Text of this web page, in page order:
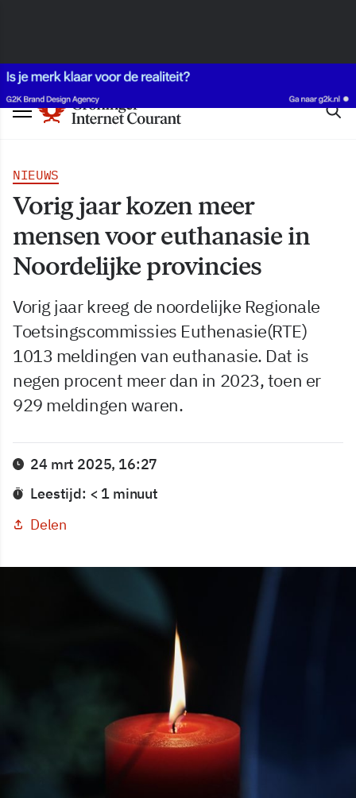
NIEUWS
Vorig jaar kozen meer
mensen voor euthanasie in
Noordelijke provincies
Vorig jaar kreeg de noordelijke Regionale
Toetsingscommissies Euthenasie(RTE)
1013 meldingen van euthanasie. Dat is
negen procent meer dan in 2023, toen er
929 meldingen waren.
24 mrt 2025, 16:27
Leestijd: < 1 minuut
Delen